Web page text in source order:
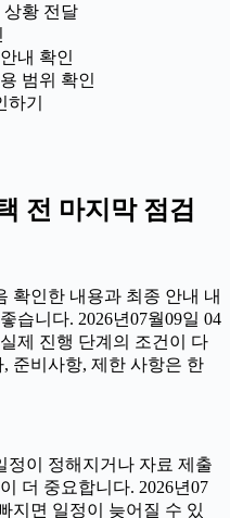
상황 전달
내 확인
범위 확인
기
전 마지막 점검
확인한 내용과 최종 안내 내
습니다. 2026년07월09일 04
제 진행 단계의 조건이 다
준비사항, 제한 사항은 한
정이 정해지거나 자료 제출
더 중요합니다. 2026년07
지면 일정이 늦어질 수 있